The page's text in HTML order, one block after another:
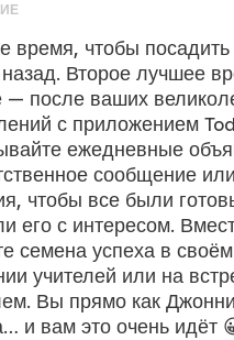
время, чтобы
назад. Второе лучшее
— после ваших
с приложением
ежедневные
сообщение
чтобы все были
его с интересом.
семена успеха в
учителей или на
Вы прямо как
и вам это очень идёт